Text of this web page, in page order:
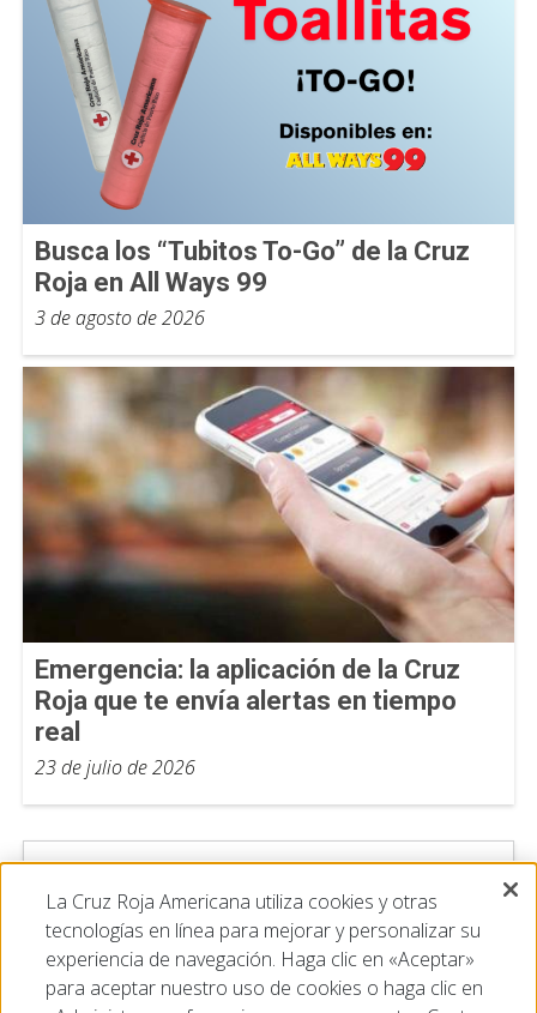
Busca los “Tubitos To-Go” de la Cruz
Roja en All Ways 99
3 de agosto de 2026
Emergencia: la aplicación de la Cruz
Roja que te envía alertas en tiempo
real
23 de julio de 2026
La Cruz Roja Americana utiliza cookies y otras
tecnologías en línea para mejorar y personalizar su
experiencia de navegación. Haga clic en «Aceptar»
para aceptar nuestro uso de cookies o haga clic en